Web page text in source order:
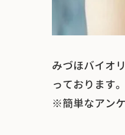
みづほバイオ
っております。
※簡単なアン